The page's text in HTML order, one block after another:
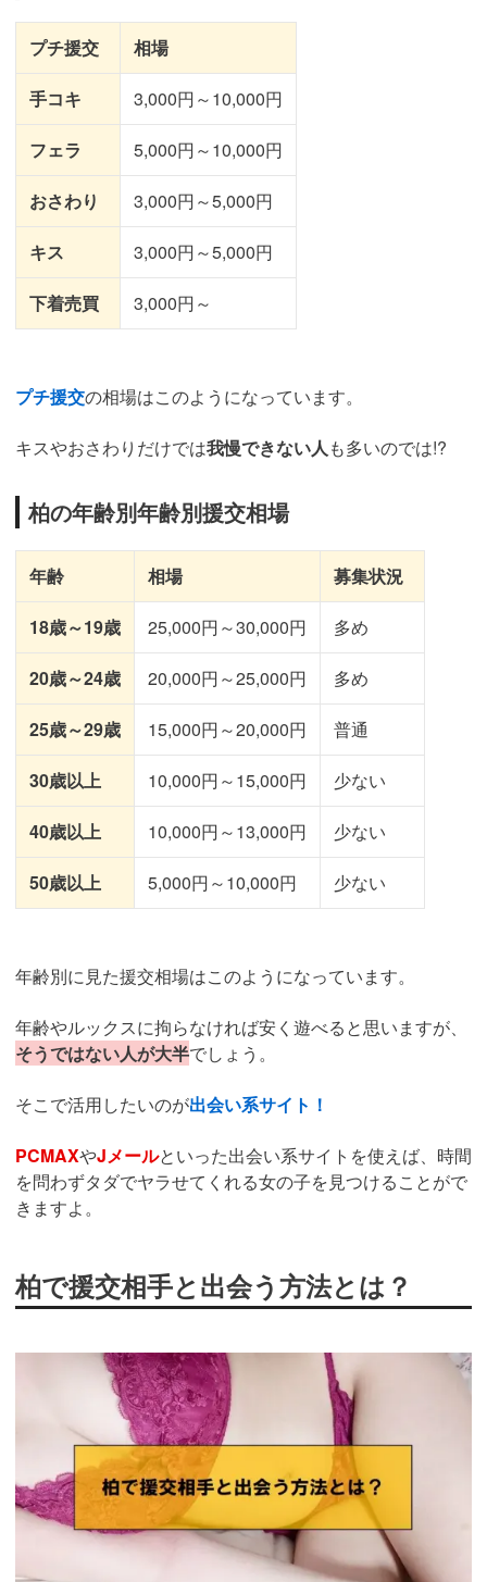
プチ援交 相場
手コキ 3,000円～10,000円
フェラ 5,000円～10,000円
おさわり 3,000円～5,000円
キス 3,000円～5,000円
下着売買 3,000円～
プチ援交の相場はこのようになっています。
キスやおさわりだけでは我慢できない人も多いのでは!?
柏の年齢別年齢別援交相場
年齢 相場 募集状況
18歳～19歳 25,000円～30,000円 多め
20歳～24歳 20,000円～25,000円 多め
25歳～29歳 15,000円～20,000円 普通
30歳以上 10,000円～15,000円 少ない
40歳以上 10,000円～13,000円 少ない
50歳以上 5,000円～10,000円 少ない
年齢別に見た援交相場はこのようになっています。
年齢やルックスに拘らなければ安く遊べると思いますが、
そうではない人が大半でしょう。
そこで活用したいのが出会い系サイト！
PCMAXやJメールといった出会い系サイトを使えば、時間
を問わずタダでヤラせてくれる女の子を見つけることがで
きますよ。
柏で援交相手と出会う方法とは？